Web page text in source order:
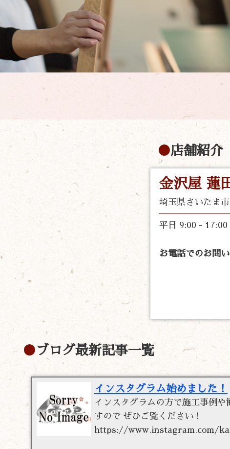
店舗紹介
金沢屋 蓮
埼玉県さいたま
平日 9:00 - 17:00
お電話でのお問い
ブログ最新記事一覧
インスタグラム始めました！
インスタグラムの方で施工事例や
すので ぜひご覧ください！
https://www.instagram.com/